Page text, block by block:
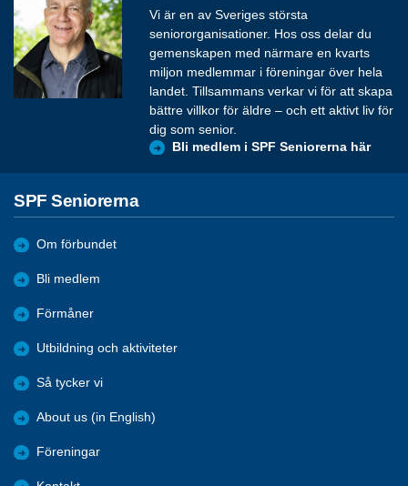
Vi är en av Sveriges största
seniororganisationer. Hos oss delar du
gemenskapen med närmare en kvarts
miljon medlemmar i föreningar över hela
landet. Tillsammans verkar vi för att skapa
bättre villkor för äldre – och ett aktivt liv för
dig som senior.
Bli medlem i SPF Seniorerna här
SPF Seniorerna
Om förbundet
Bli medlem
Förmåner
Utbildning och aktiviteter
Så tycker vi
About us (in English)
Föreningar